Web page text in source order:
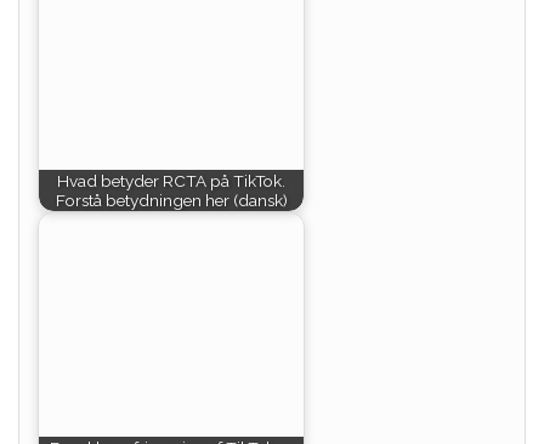
Hvad betyder RCTA på TikTok.
Forstå betydningen her (dansk)